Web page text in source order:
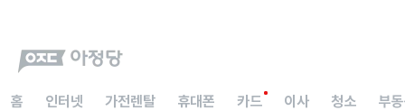
홈 인터넷 가전렌탈 휴대폰 카드 이사 청소 부